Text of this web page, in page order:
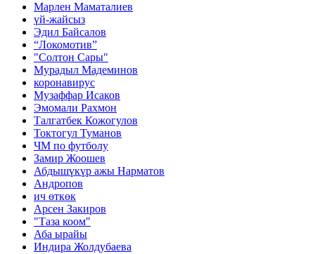
Марлен Маматалиев
үй-жайсыз
Эдил Байсалов
“Локомотив”
"Солтон Сары"
Мурадыл Мадеминов
коронавирус
Музаффар Исаков
Эмомали Рахмон
Талгатбек Кожогулов
Токтогул Туманов
ЧМ по футболу
Замир Жоошев
Абдышүкүр ажы Нарматов
Андропов
ич өткөк
Арсен Закиров
"Таза коом"
Аба ырайы
Индира Жолдубаева